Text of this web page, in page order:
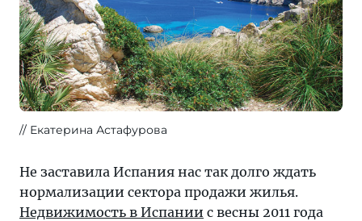
Екатерина Астафурова
Не заставила Испания нас так долго ждать
нормализации сектора продажи жилья.
Недвижимость в Испании с весны 2011 года